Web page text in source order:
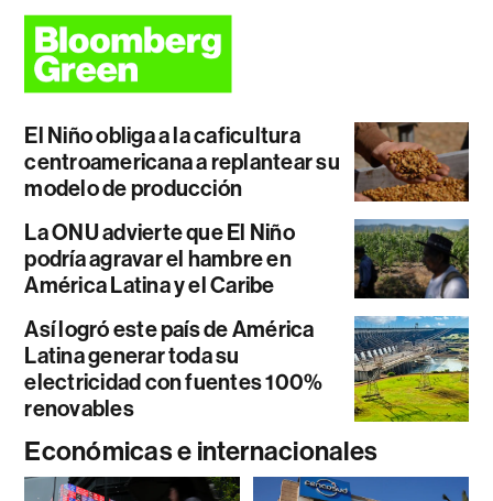
El Niño obliga a la caficultura
centroamericana a replantear su
modelo de producción
La ONU advierte que El Niño
podría agravar el hambre en
América Latina y el Caribe
Así logró este país de América
Latina generar toda su
electricidad con fuentes 100%
renovables
Económicas e internacionales